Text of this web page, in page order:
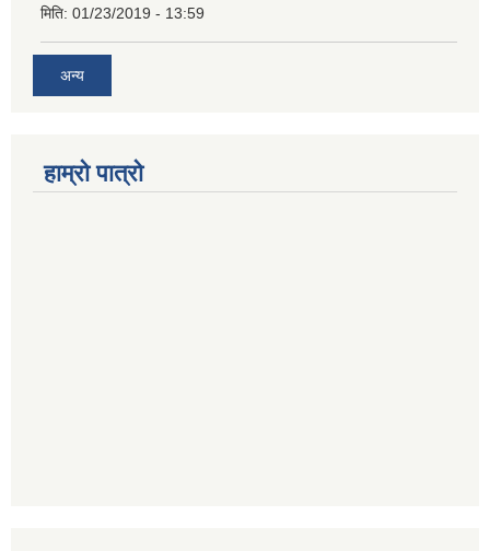
मिति: 01/23/2019 - 13:59
अन्य
हाम्रो पात्रो